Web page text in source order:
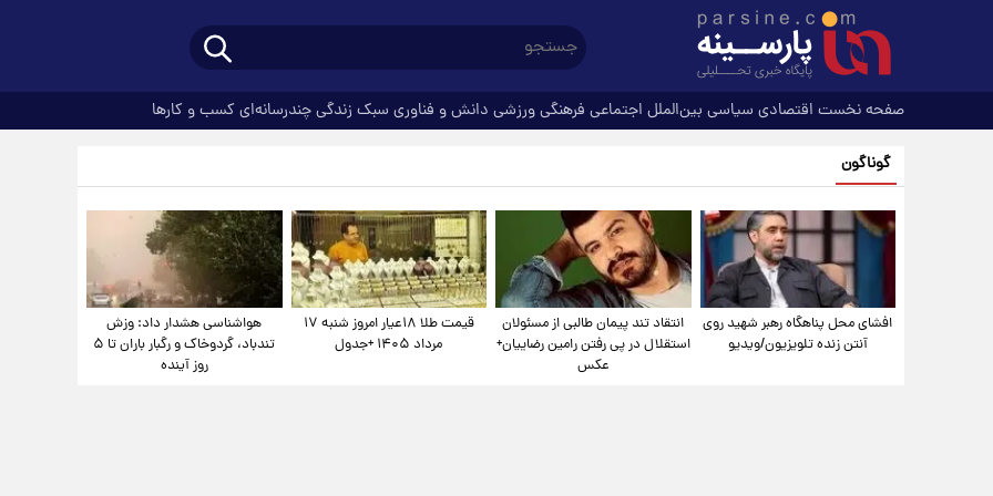
صفحه نخست اقتصادی سیاسی بین‌الملل اجتماعی فرهنگیورزشی دانش و فناوری سبک زندگیچندرسانه‌ای کسب و کارها
گوناگون
افشای محل پناهگاه‌ رهبر شهید روی
آنتن زنده تلویزیون/ویدیو
انتقاد تند پیمان طالبی از مسئولان
استقلال در پی رفتن رامین رضاییان+
عکس
قیمت طلا ۱۸عیار امروز شنبه ۱۷
مرداد ۱۴۰۵ +جدول
هواشناسی هشدار داد: وزش
تندباد، گردوخاک و رگبار باران تا ۵
روز آینده